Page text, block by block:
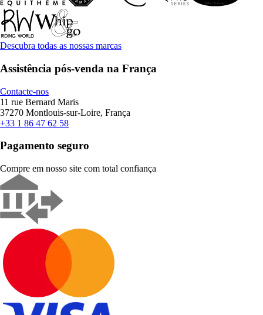
Descubra todas as nossas marcas
Assistência pós-venda na França
Contacte-nos
11 rue Bernard Maris
37270 Montlouis-sur-Loire, França
+33 1 86 47 62 58
Pagamento seguro
Compre em nosso site com total confiança